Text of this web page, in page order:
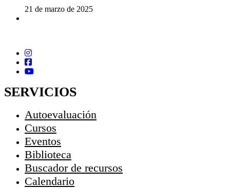
21 de marzo de 2025
SERVICIOS
Autoevaluación
Cursos
Eventos
Biblioteca
Buscador de recursos
Calendario